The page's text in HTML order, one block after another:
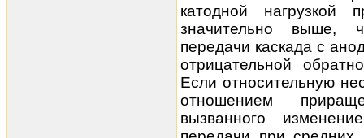
катодной нагрузкой
значительно выше,
передачи каскада с
отрицательной
Если относительную
отношением
вызванного